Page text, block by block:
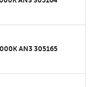
AN3 305165